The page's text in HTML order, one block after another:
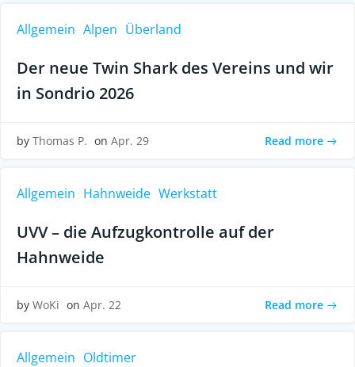
Allgemein Alpen Überland
Der neue Twin Shark des Vereins und wir
in Sondrio 2026
by Thomas P. on Apr. 29 Read more
Allgemein Hahnweide Werkstatt
UVV – die Aufzugkontrolle auf der
Hahnweide
by WoKi on Apr. 22 Read more
Allgemein Oldtimer